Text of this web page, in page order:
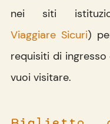
Viaggiare Sicuri)
requisiti di ingresso
vuoi visitare.
Biglietto